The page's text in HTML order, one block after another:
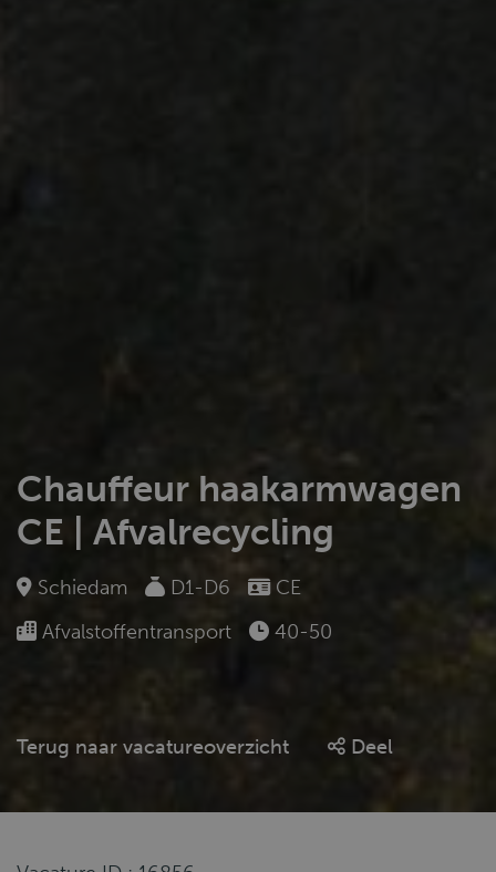
Chauffeur haakarmwagen
CE | Afvalrecycling
Schiedam D1-D6
CE
Afvalstoffentransport
40-50
Terug naar vacatureoverzicht Deel